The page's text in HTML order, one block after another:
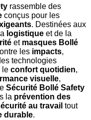
rassemble des
conçus pour les
. Destinées aux
logistique et de la
et masques Bollé
les impacts,
technologies
le confort quotidien,
visuelle,
Sécurité Bollé Safety
la prévention des
au travail tout
durable.